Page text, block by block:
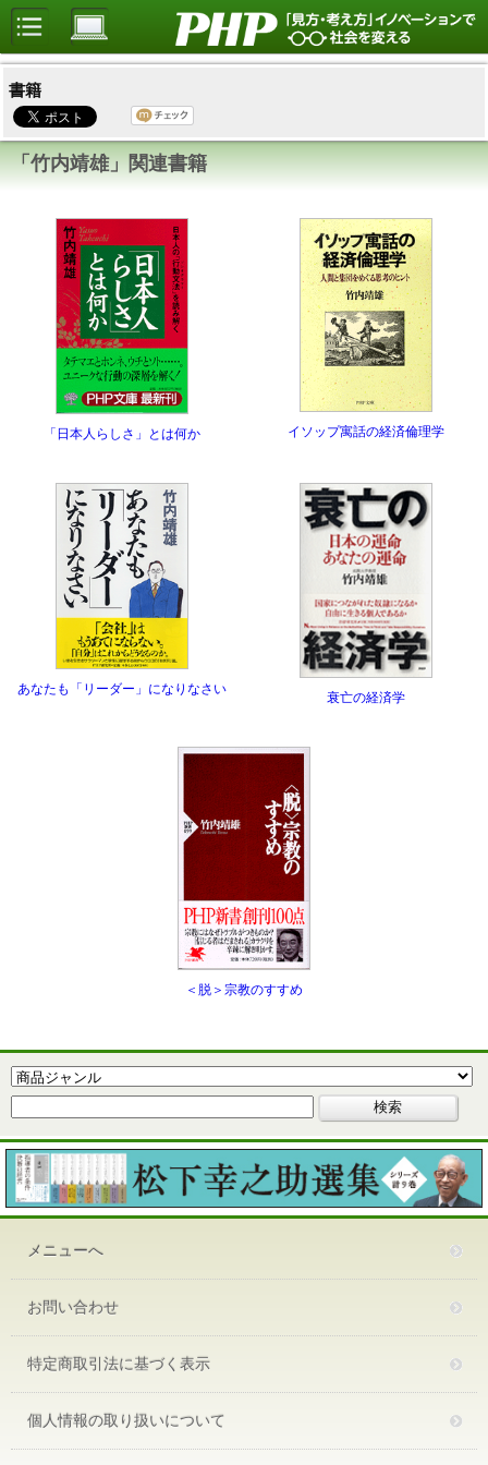
書籍
「竹内靖雄」関連書籍
「日本人らしさ」とは何か イソップ寓話の経済倫理学
あなたも「リーダー」になりなさい
衰亡の経済学
＜脱＞宗教のすすめ
メニューへ
お問い合わせ
特定商取引法に基づく表示
個人情報の取り扱いについて